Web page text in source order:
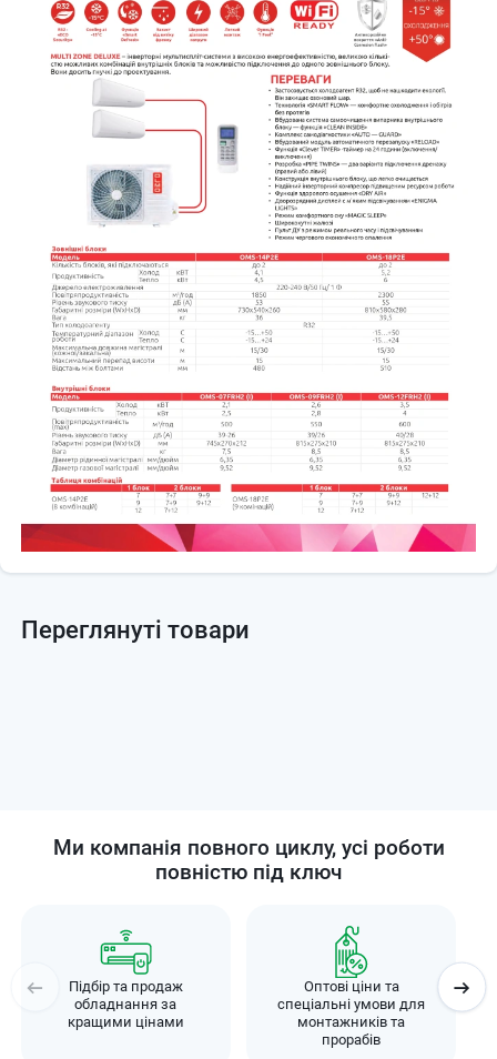
Переглянуті товари
Ми компанія повного циклу, усі роботи
повністю під ключ
Підбір та продаж
обладнання за
кращими цінами
Оптові ціни та
спеціальні умови для
монтажників та
прорабів